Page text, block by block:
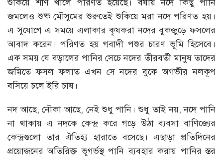
শুকিয়ে শীর্ণ খালে পরিণত হয়েছে। বর্ষায় নদে কিছু পানি
জমলেও শুষ্ক মৌসুমের শুরুতেই শুকিয়ে মরা নদে পরিণত হয়।
এ সুযোগে এ সময়ে এলাকার কৃষকরা নদের বুকজুড়ে ফসলের
আবাদ করেন। পরিণত হয় গবাদী পশুর চারণ ভূমি হিসেবে।
এক সময় যে বড়ালের পানির সেচে নদের তীরবর্তী মানুষ তাদের
জমিতে ফসল ফলাত এখন সে নদের বুকে অগভীর নলকূপ
বসিয়ে চলে ইরি চাষ।
নদ আছে, নৌকা আছে, নেই শুধু পানি। শুধু তাই নয়, নদে পানি
না থাকায় এ নদকে কেন্দ্র করে গড়ে উঠা ব্যবসা বাণিজ্যের
কেন্দ্রগুলো তার ঐতিহ্য হারাতে বসেছে। এছাড়া প্রতিদিনের
প্রয়োজনের অতিরিক্ত ভূগর্ভস্থ পানি ব্যবহার করায় পানির স্তর